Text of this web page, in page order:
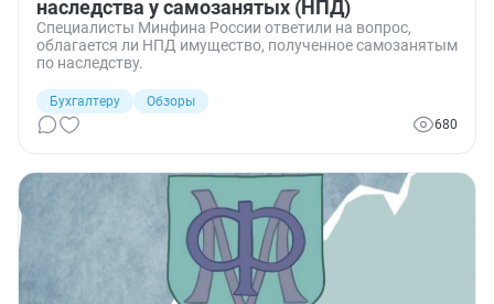
наследства у самозанятых (НПД)
Специалисты Минфина России ответили на вопрос,
облагается ли НПД имущество, полученное самозанятым
по наследству.
Бухгалтеру
Обзоры
680